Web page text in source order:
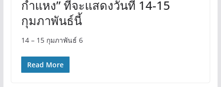
กำแหง” ที่จะแสดงวันที่ 14-15
กุมภาพันธ์นี้
14 – 15 กุมภาพันธ์ 6
Read More